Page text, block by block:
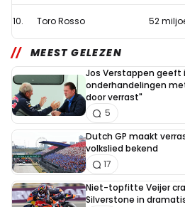
10. Toro Rosso 52
MEEST GELEZEN
Jos Verstappen geeft
onderhandelingen
door verrast"
5
Dutch GP maakt
volkslied bekend
17
Niet-topfitte Veijer
Silverstone in